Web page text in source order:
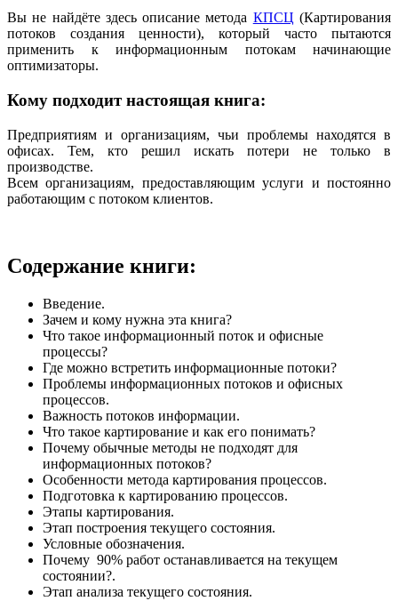
Вы не найдёте здесь описание метода КПСЦ (Картирования
потоков создания ценности), который часто пытаются
применить к информационным потокам начинающие
оптимизаторы.
Кому подходит настоящая книга:
Предприятиям и организациям, чьи проблемы находятся в
офисах. Тем, кто решил искать потери не только в
производстве.
Всем организациям, предоставляющим услуги и постоянно
работающим с потоком клиентов.
Содержание книги:
Введение.
Зачем и кому нужна эта книга?
Что такое информационный поток и офисные
процессы?
Где можно встретить информационные потоки?
Проблемы информационных потоков и офисных
процессов.
Важность потоков информации.
Что такое картирование и как его понимать?
Почему обычные методы не подходят для
информационных потоков?
Особенности метода картирования процессов.
Подготовка к картированию процессов.
Этапы картирования.
Этап построения текущего состояния.
Условные обозначения.
Почему 90% работ останавливается на текущем
состоянии?.
Этап анализа текущего состояния.